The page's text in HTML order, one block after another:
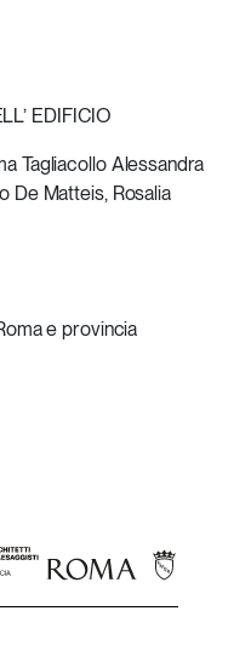
EDIFICIO
Tagliacollo Alessandra
De Matteis, Rosalia
e provincia